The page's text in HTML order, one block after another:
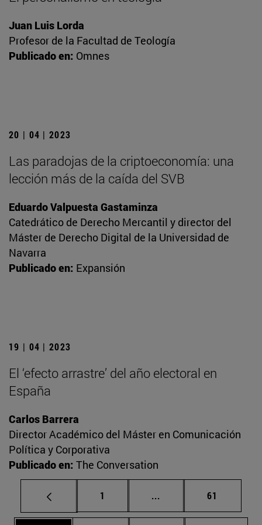
Juan Luis Lorda
Profesor de la Facultad de Teología
Publicado en: Omnes
20 | 04 | 2023
Las paradojas de la criptoeconomía: una
lección más de la caída del SVB
Eduardo Valpuesta Gastaminza
Catedrático de Derecho Mercantil y director del
Máster de Derecho Digital de la Universidad de
Navarra
Publicado en: Expansión
19 | 04 | 2023
El ‘efecto arrastre’ del año electoral en
España
Carlos Barrera
Director Académico del Máster en Comunicación
Política y Corporativa
Publicado en: The Conversation
Página
1 ... Páginas intermedias
Página
61